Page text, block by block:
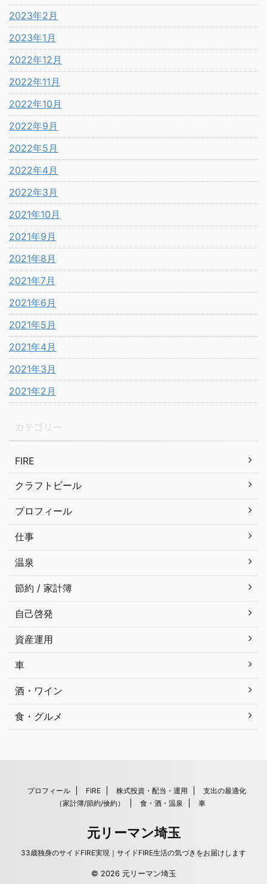
2023年2月
2023年1月
2022年12月
2022年11月
2022年10月
2022年9月
2022年5月
2022年4月
2022年3月
2021年10月
2021年9月
2021年8月
2021年7月
2021年6月
2021年5月
2021年4月
2021年3月
2021年2月
FIRE
クラフトビール
プロフィール
仕事
温泉
節約 / 家計簿
自己啓発
資産運用
車
酒・ワイン
食・グルメ
プロフィール FIRE 株式投資・配当・運用
支出の最適化
（家計簿/節約/倹約）
食・酒・温泉 車
元リーマン埼玉
33歳独身のサイドFIRE実現｜サイドFIRE生活の気づきをお届けします
© 2026 元リーマン埼玉